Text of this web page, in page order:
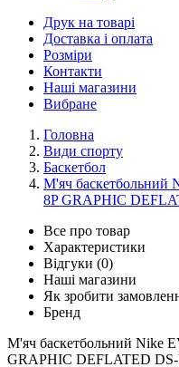
Друк на товарі
Доставка і оплата
Розміри
Контакти
Наші магазини
Вибране
Головна
Види спорту
Баскетбол
М'яч
8P GRAPHIC
Все про товар
Характеристики
Відгуки (0)
Наші магазини
Як зробити
Бренд
М'яч баскетбольний Nike
GRAPHIC DEFLATED DS-